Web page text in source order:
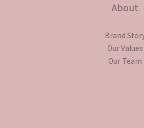
About
Brand
Our Values
Our Team